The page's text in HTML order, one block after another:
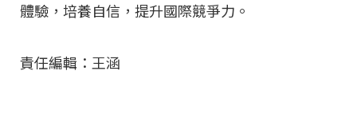
體驗，培養自信，提升國際競爭力。
責任編輯：王涵